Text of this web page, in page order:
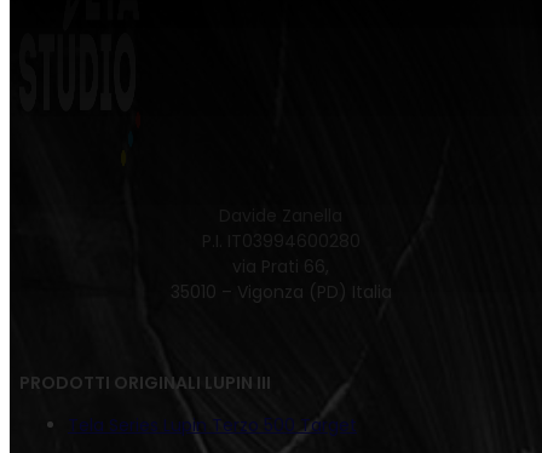
P.I. IT03994600280
via Prati 66,
35010 – Vigonza (PD) Italia
PRODOTTI ORIGINALI LUPIN III
Tela Series Lupin Terzo 500 Target